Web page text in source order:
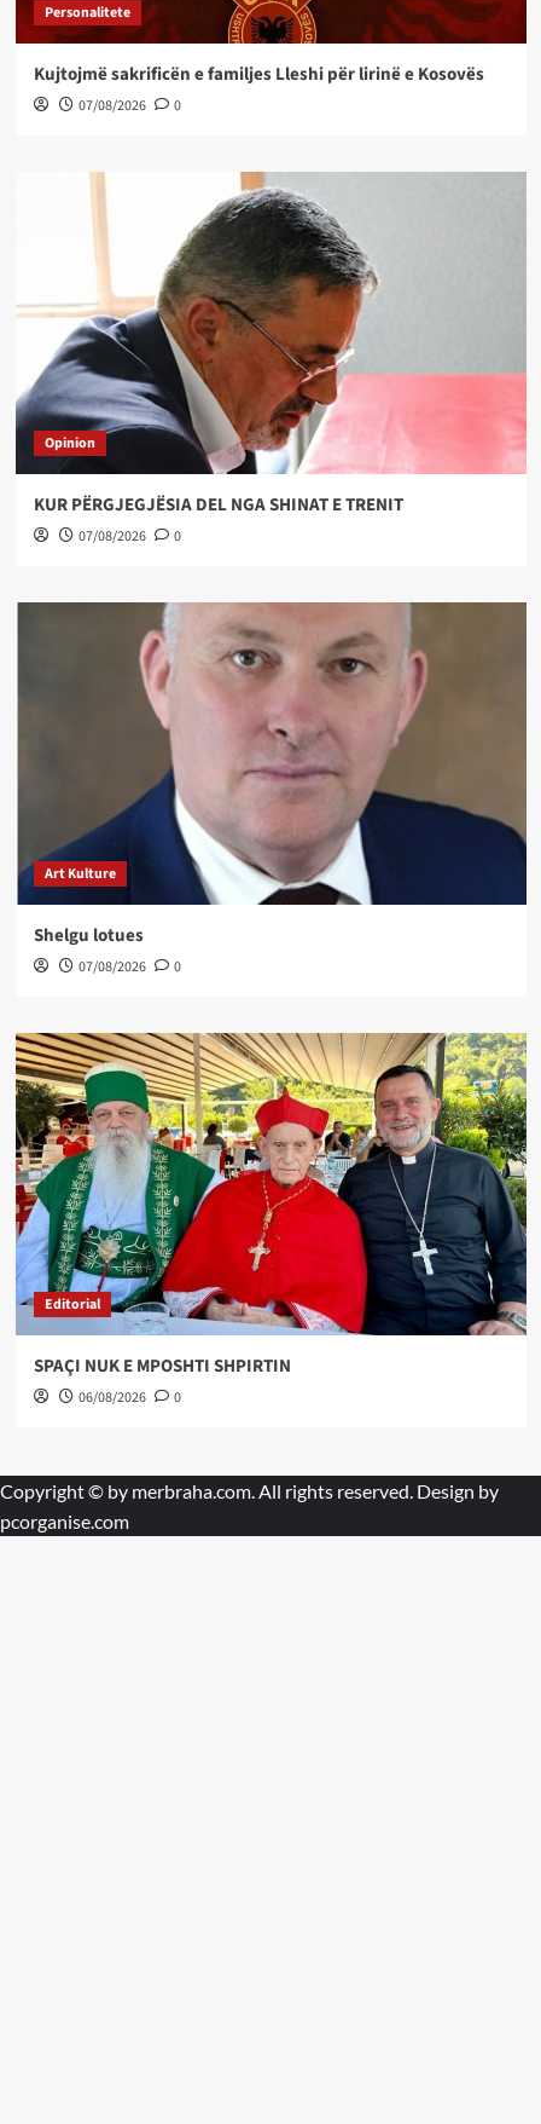
Personalitete
Kujtojmë sakrificën e familjes Lleshi për lirinë e Kosovës
07/08/2026 0
Opinion
KUR PËRGJEGJËSIA DEL NGA SHINAT E TRENIT
07/08/2026 0
Art Kulture
Shelgu lotues
07/08/2026 0
Editorial
SPAÇI NUK E MPOSHTI SHPIRTIN
06/08/2026 0
Copyright © by merbraha.com . All rights reserved. Design by
pcorganise.com